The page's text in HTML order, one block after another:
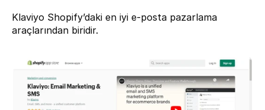
Klaviyo Shopify’daki en iyi e-posta pazarlama
araçlarından biridir.